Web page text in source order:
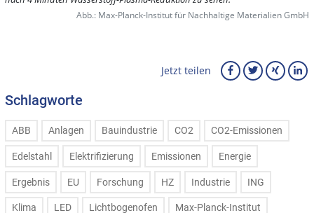
Abb.: Max-Planck-Institut für Nachhaltige Materialien GmbH
Jetzt teilen
Schlagworte
ABB Anlagen Bauindustrie CO2 CO2-Emissionen
Edelstahl Elektrifizierung Emissionen Energie
Ergebnis EU Forschung HZ Industrie ING
Klima LED Lichtbogenofen Max-Planck-Institut